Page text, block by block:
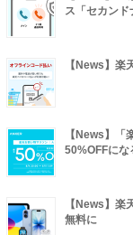
ス「セカン
【News】楽
【News】
50%OFFに
【News】
無料に